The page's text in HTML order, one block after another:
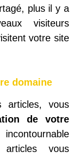
plus il y a
visiteurs
votre site
domaine
articles, vous
de votre
vous